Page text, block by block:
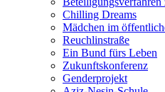
Chilling Dreams
Mädchen im
Reuchlinstraße
Ein Bund fürs Leben
Zukunftskonferenz
Genderprojekt